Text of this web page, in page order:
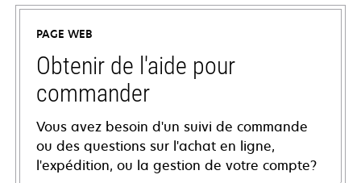
PAGE WEB
Obtenir de l'aide pour
commander
Vous avez besoin d'un suivi de commande
ou des questions sur l'achat en ligne,
l'expédition, ou la gestion de votre compte?